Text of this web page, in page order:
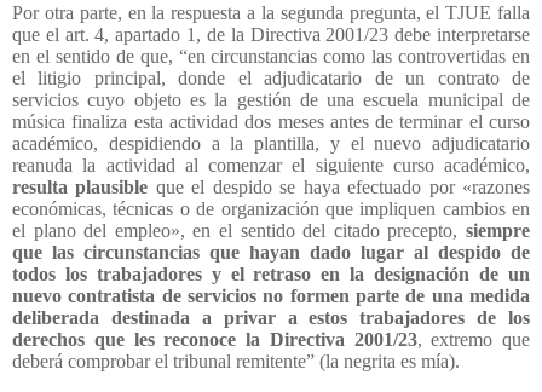
Por otra parte, en la respuesta a la segunda pregunta, el TJUE falla
que el art. 4, apartado 1, de la Directiva 2001/23 debe interpretarse
en el sentido de que, “en circunstancias como las controvertidas en
el litigio principal, donde el adjudicatario de un contrato de
servicios cuyo objeto es la gestión de una escuela municipal de
música finaliza esta actividad dos meses antes de terminar el curso
académico, despidiendo a la plantilla, y el nuevo adjudicatario
reanuda la actividad al comenzar el siguiente curso académico,
resulta plausible que el despido se haya efectuado por «razones
económicas, técnicas o de organización que impliquen cambios en
el plano del empleo», en el sentido del citado precepto, siempre
que las circunstancias que hayan dado lugar al despido de
todos los trabajadores y el retraso en la designación de un
nuevo contratista de servicios no formen parte de una medida
deliberada destinada a privar a estos trabajadores de los
derechos que les reconoce la Directiva 2001/23, extremo que
deberá comprobar el tribunal remitente” (la negrita es mía).